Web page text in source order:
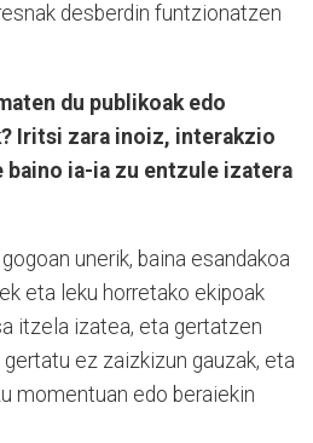
desberdin funtzionatzen
du publikoak edo
Iritsi zara inoiz, interakzio
ia-ia zu entzule izatera
unerik, baina esandakoa
eta leku horretako ekipoak
itzela izatea, eta gertatzen
ez zaizkizun gauzak, eta
momentuan edo beraiekin